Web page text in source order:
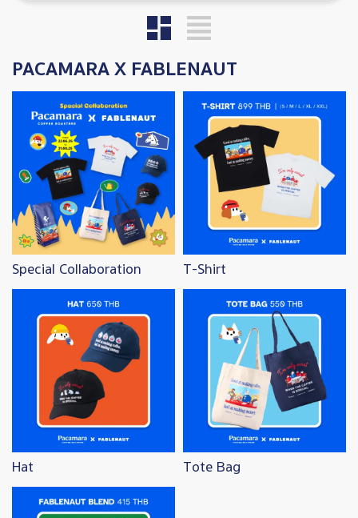
PACAMARA X FABLENAUT
Special Collaboration
Image
T-Shirt
Hat
Tote Bag
Image